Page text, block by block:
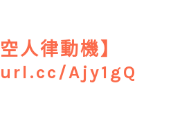
人律動機】
Ajy1gQ